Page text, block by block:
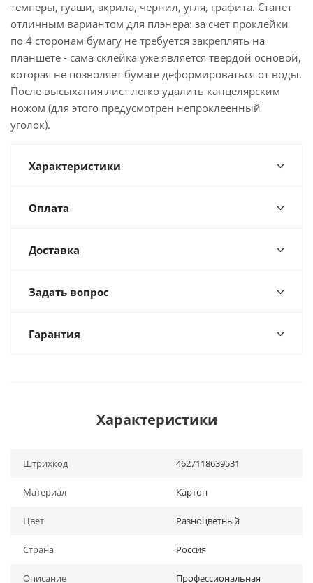
темперы, гуаши, акрила, чернил, угля, графита. Станет
отличным вариантом для плэнера: за счет проклейки
по 4 сторонам бумагу не требуется закреплять на
планшете - сама склейка уже является твердой основой,
которая не позволяет бумаге деформироваться от воды.
После высыхания лист легко удалить канцелярским
ножом (для этого предусмотрен непроклеенный
уголок).
Характеристики
Оплата
Доставка
Задать вопрос
Гарантия
Характеристики
Штрихкод 4627118639531
Материал Картон
Цвет Разноцветный
Страна Россия
Описание
Профессиональная